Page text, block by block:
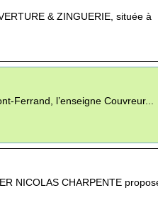
& ZINGUERIE, située à
Ferrand, l’enseigne Couvreur...
NICOLAS CHARPENTE